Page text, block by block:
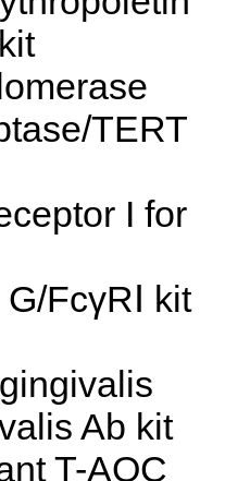
TERT
I for
FcγRⅠ kit
Ab kit
T-AOC